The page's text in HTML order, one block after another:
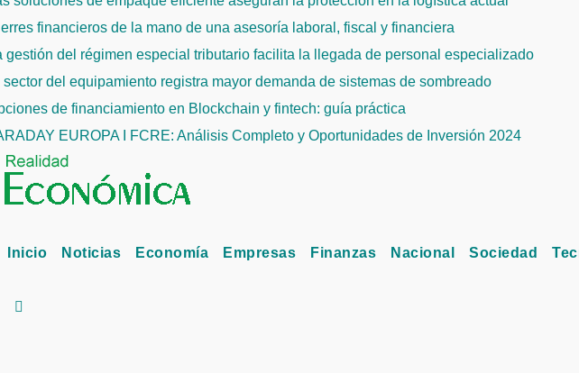
financieros de la mano de una asesoría laboral, fiscal y financiera
gestión del régimen especial tributario facilita la llegada de personal especializado
sector del equipamiento registra mayor demanda de sistemas de sombreado
de financiamiento en Blockchain y fintech: guía práctica
EUROPA I FCRE: Análisis Completo y Oportunidades de Inversión 2024
Inicio Noticias Economía Empresas Finanzas Nacional Sociedad